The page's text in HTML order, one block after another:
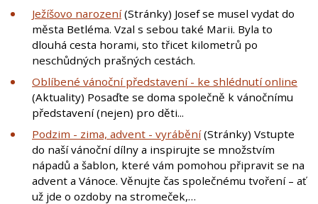
Ježíšovo narození(Stránky) Josef se musel vydat do
města Betléma. Vzal s sebou také Marii. Byla to
dlouhá cesta horami, sto třicet kilometrů po
neschůdných prašných cestách.
Oblíbené vánoční představení - ke shlédnutí online
(Aktuality) Posaďte se doma společně k vánočnímu
představení (nejen) pro děti...
Podzim - zima, advent - vyrábění(Stránky) Vstupte
do naší vánoční dílny a inspirujte se množstvím
nápadů a šablon, které vám pomohou připravit se na
advent a Vánoce. Věnujte čas společnému tvoření – ať
už jde o ozdoby na stromeček,…